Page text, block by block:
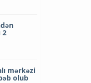
2
mərkəzi
olub